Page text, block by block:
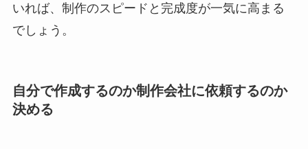
いれば、制作のスピードと完成度が一気に高まる
でしょう。
自分で作成するのか制作会社に依頼するのか
決める